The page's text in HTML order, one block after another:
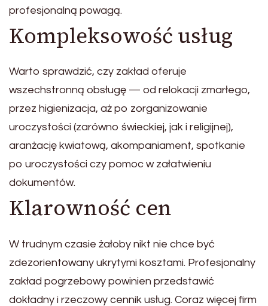
profesjonalną powagą.
Kompleksowość usług
Warto sprawdzić, czy zakład oferuje
wszechstronną obsługę — od relokacji zmarłego,
przez higienizacja, aż po zorganizowanie
uroczystości (zarówno świeckiej, jak i religijnej),
aranżację kwiatową, akompaniament, spotkanie
po uroczystości czy pomoc w załatwieniu
dokumentów.
Klarowność cen
W trudnym czasie żałoby nikt nie chce być
zdezorientowany ukrytymi kosztami. Profesjonalny
zakład pogrzebowy powinien przedstawić
dokładny i rzeczowy cennik usług. Coraz więcej firm